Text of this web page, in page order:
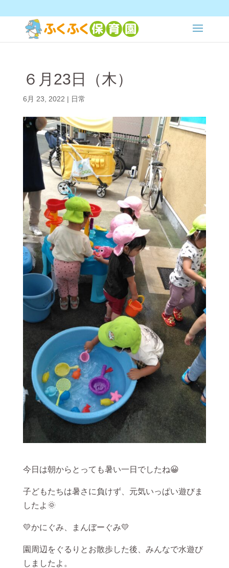
６月23日（木）
6月 23, 2022 | 日常
今日は朝からとっても暑い一日でしたね😀
子どもたちは暑さに負けず、元気いっぱい遊びま
したよ🌞
💛かにぐみ、まんぼーぐみ💛
園周辺をぐるりとお散歩した後、みんなで水遊び
しましたよ。